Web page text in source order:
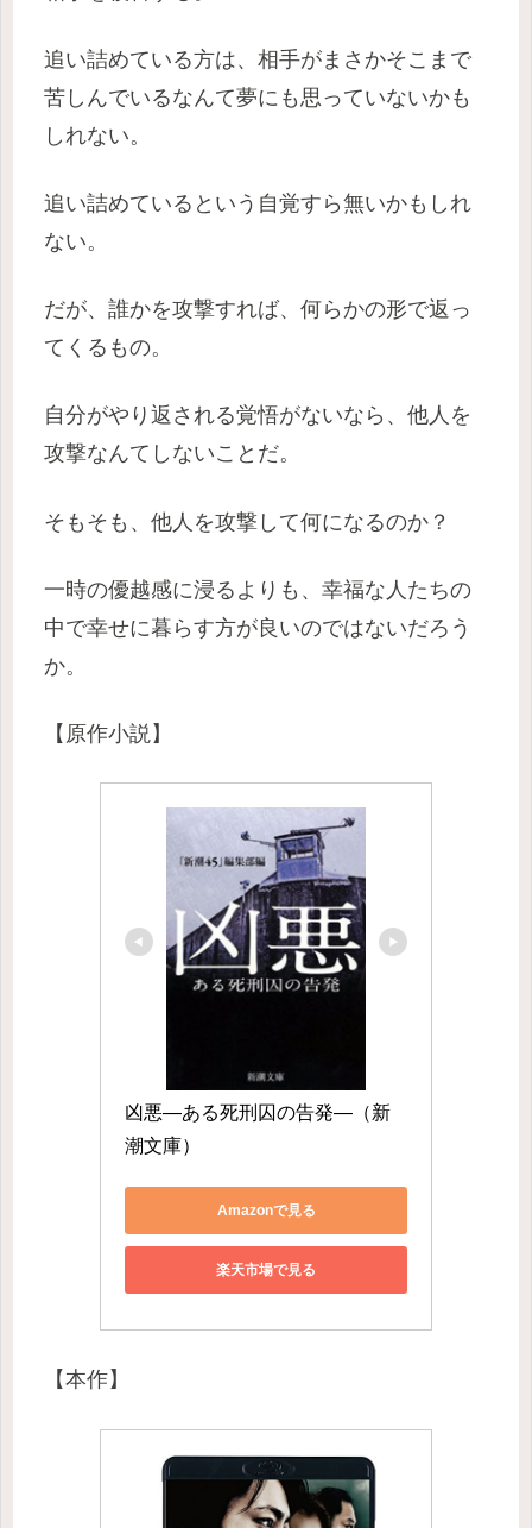
追い詰めている方は、相手がまさかそこまで
苦しんでいるなんて夢にも思っていないかも
しれない。
追い詰めているという自覚すら無いかもしれ
ない。
だが、誰かを攻撃すれば、何らかの形で返っ
てくるもの。
自分がやり返される覚悟がないなら、他人を
攻撃なんてしないことだ。
そもそも、他人を攻撃して何になるのか？
一時の優越感に浸るよりも、幸福な人たちの
中で幸せに暮らす方が良いのではないだろう
か。
【原作小説】
凶悪―ある死刑囚の告発―（新
潮文庫）
Amazonで見る
楽天市場で見る
【本作】